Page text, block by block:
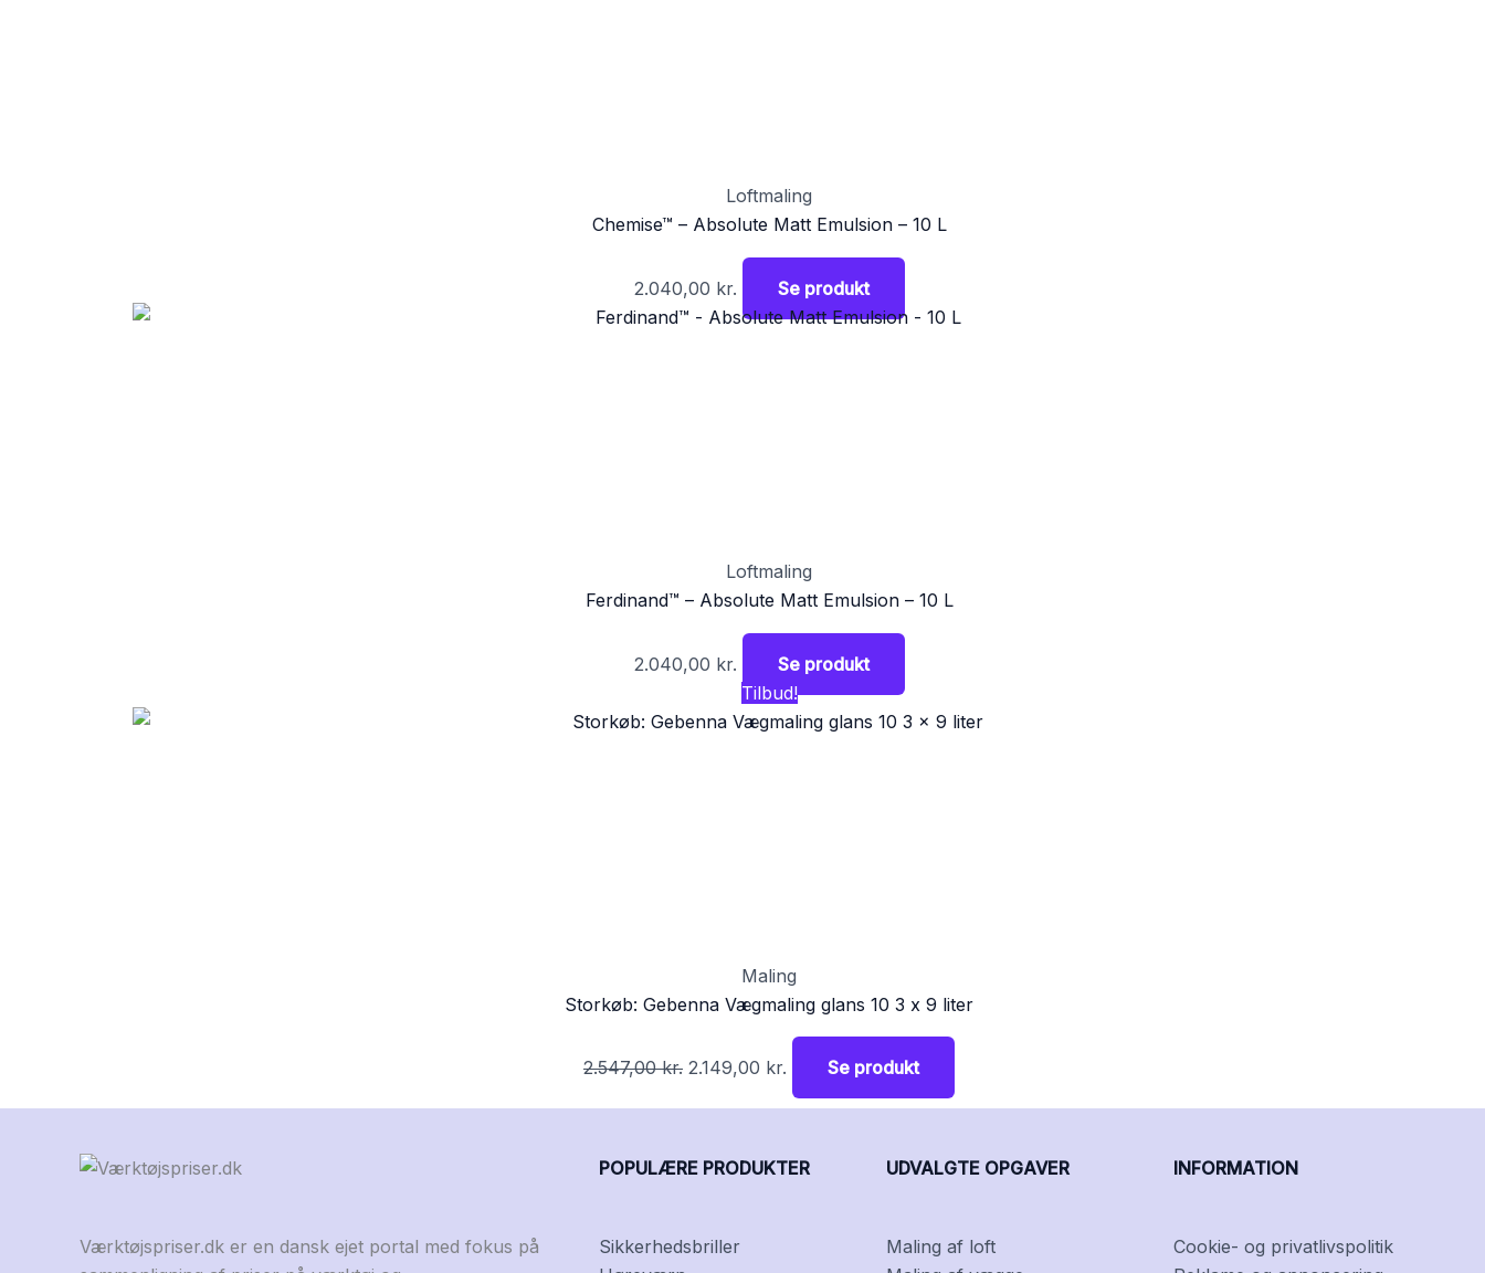
Loftmaling
Chemise™ – Absolute Matt Emulsion – 10 L
2.040,00 kr. Se produkt
Loftmaling
Ferdinand™ – Absolute Matt Emulsion – 10 L
2.040,00 kr.
Se produkt
Tilbud!
Maling
Storkøb: Gebenna Vægmaling glans 10 3 x 9 liter
2.547,00kr. 2.149,00 kr. Se produkt
Værktøjspriser.dk er en dansk ejet portal med fokus på
POPULÆRE PRODUKTER
Sikkerhedsbriller
UDVALGTE OPGAVER
Maling af loft
INFORMATION
Cookie- og privatlivspolitik